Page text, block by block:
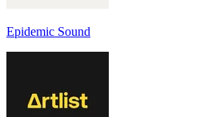
Epidemic Sound